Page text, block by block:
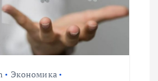
Экономика